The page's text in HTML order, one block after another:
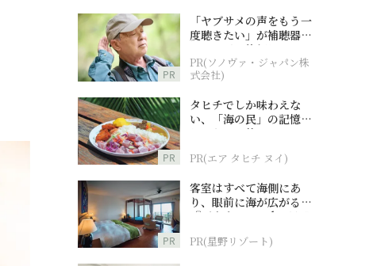
PR
「ヤブサメの声をもう一
度聴きたい」が補聴器チ
ャレンジの後押しに
PR(ソノヴァ・ジャパン株
式会社)
PR
タヒチでしか味わえな
い、「海の民」の記憶へ
とつながる旅
PR(エア タヒチ ヌイ)
PR
客室はすべて海側にあ
り、眼前に海が広がる
『西表島ホテル by 星野
PR(星野リゾート)